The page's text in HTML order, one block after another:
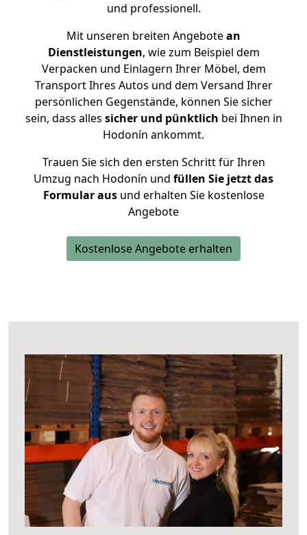
und professionell.
Mit unseren breiten Angebotean
Dienstleistungen, wie zum Beispiel dem
Verpacken und Einlagern Ihrer Möbel, dem
Transport Ihres Autos und dem Versand Ihrer
persönlichen Gegenstände, können Sie sicher
sein, dass alles sicher und pünktlich bei Ihnen in
Hodonín ankommt.
Trauen Sie sich den ersten Schritt für Ihren
Umzug nach Hodonín und füllen Sie jetzt das
Formular ausund erhalten Sie kostenlose
Angebote
Kostenlose Angebote erhalten